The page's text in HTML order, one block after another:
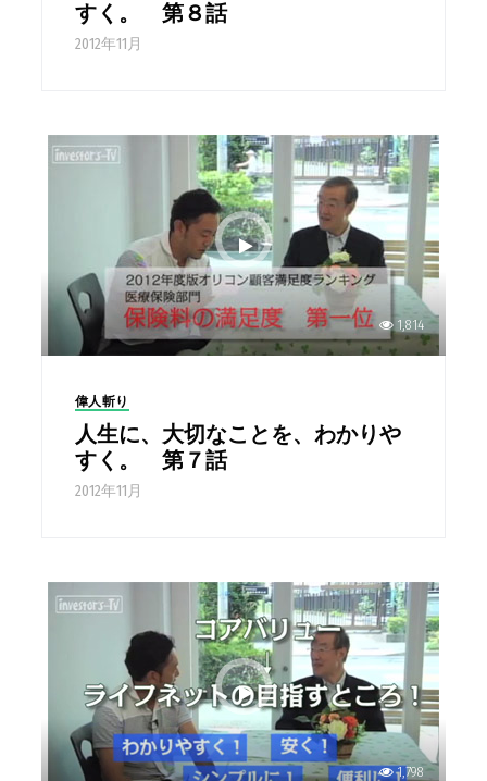
すく。 第８話
2012年11月
1,814
偉人斬り
人生に、大切なことを、わかりや
すく。 第７話
2012年11月
1,798